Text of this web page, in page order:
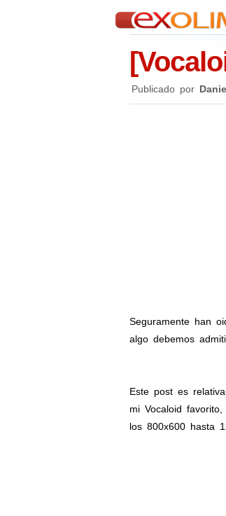
Publicado por
Seguramente han
algo debemos
Este post es
mi Vocaloid
los 800x600 hasta